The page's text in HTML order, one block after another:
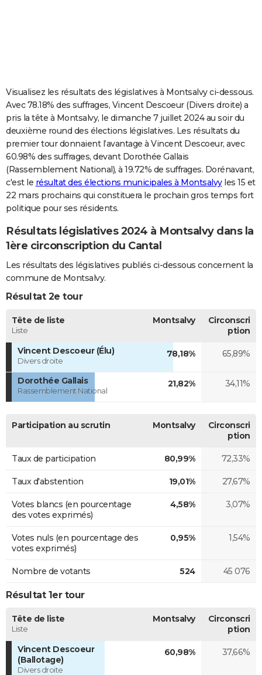
Carte de Noël
Carte Bonne année
Carte Saint-Valentin
Carte Pâques
Carte d'anniversaire
DICTIONNAIRE
Dictionnaire
Biographies
Citations
Expressions
Proverbes
PROGRAMME TV
COPAINS D'AVANT
S'inscrire
Se connecter
Lycées
Collèges
Primaires
Universités
Entreprises
Service militaire
Avis de recherche
AVIS DE DÉCÈS
FORUM
Bricolage
Lifestyle
Culture
Sport
Auto
Television
Voyage
Cinema
Visualisez les résultats des législatives à Montsalvy ci-dessous.
Avec 78.18% des suffrages, Vincent Descoeur (Divers droite) a
pris la tête à Montsalvy, le dimanche 7 juillet 2024 au soir du
deuxième round des élections législatives. Les résultats du
premier tour donnaient l’avantage à Vincent Descoeur, avec
60.98% des suffrages, devant Dorothée Gallais
(Rassemblement National), à 19.72% de suffrages. Dorénavant,
c'est le résultat des élections municipales à Montsalvyles 15 et
22 mars prochains qui constituera le prochain gros temps fort
politique pour ses résidents.
Résultats législatives 2024 à Montsalvy dans la
1ère circonscription du Cantal
Les résultats des législatives publiés ci-dessous concernent la
commune de Montsalvy.
Résultat 2e tour
Tête de liste
Liste
Montsalvy
Circonscri
ption
Vincent Descoeur (Élu)
Divers droite
78,18% 65,89%
Dorothée Gallais
Rassemblement National
21,82% 34,11%
Participation au scrutin Montsalvy
Circonscri
ption
Taux de participation 80,99% 72,33%
Taux d'abstention 19,01% 27,67%
Votes blancs (en pourcentage
des votes exprimés)
4,58% 3,07%
Votes nuls (en pourcentage des
votes exprimés)
0,95% 1,54%
Nombre de votants 524 45 076
Résultat 1er tour
Tête de liste
Liste
Montsalvy
Circonscri
ption
Vincent Descoeur
(Ballotage)
Divers droite
60,98% 37,66%